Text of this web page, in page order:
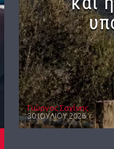
Γιώργος Σαχίνης
30 ΙΟΥΛΊΟΥ 2026